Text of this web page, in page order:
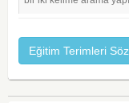
Eğitim Terimleri